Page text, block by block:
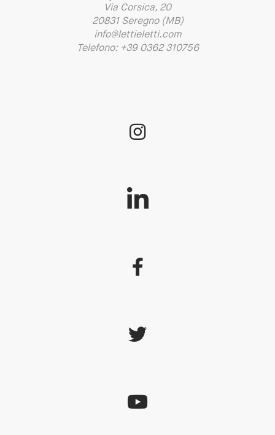
Via Corsica, 20
20831 Seregno (MB)
info@lettieletti.com
Telefono: +39 0362 310756